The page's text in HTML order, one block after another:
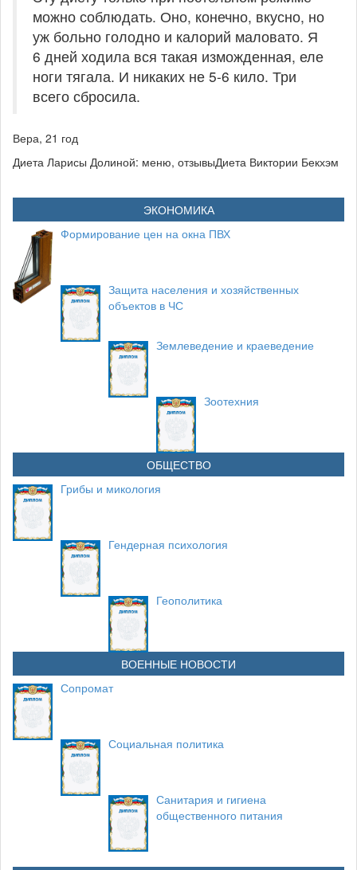
можно соблюдать. Оно, конечно, вкусно, но
уж больно голодно и калорий маловато. Я
6 дней ходила вся такая изможденная, еле
ноги тягала. И никаких не 5-6 кило. Три
всего сбросила.
Вера, 21 год
Диета Ларисы Долиной: меню, отзывыДиета Виктории Бекхэм
ЭКОНОМИКА
Формирование цен на окна ПВХ
Защита населения и хозяйственных
объектов в ЧС
Землеведение и краеведение
Зоотехния
ОБЩЕСТВО
Грибы и микология
Гендерная психология
Геополитика
ВОЕННЫЕ НОВОСТИ
Сопромат
Социальная политика
Санитария и гигиена
общественного питания